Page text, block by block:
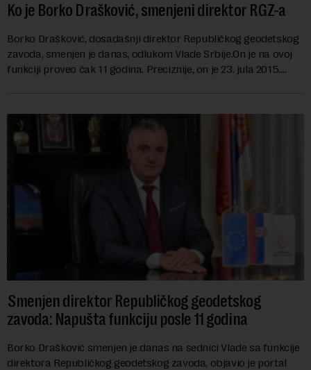
Ko je Borko Drašković, smenjeni direktor RGZ-a
Borko Drašković, dosadašnji direktor Republičkog geodetskog
zavoda, smenjen je danas, odlukom Vlade Srbije.On je na ovoj
funkciji proveo čak 11 godina. Preciznije, on je 23. jula 2015.
Smenjen direktor Republičkog geodetskog
zavoda: Napušta funkciju posle 11 godina
Borko Drašković smenjen je danas na sednici Vlade sa funkcije
direktora Republičkog geodetskog zavoda, objavio je portal